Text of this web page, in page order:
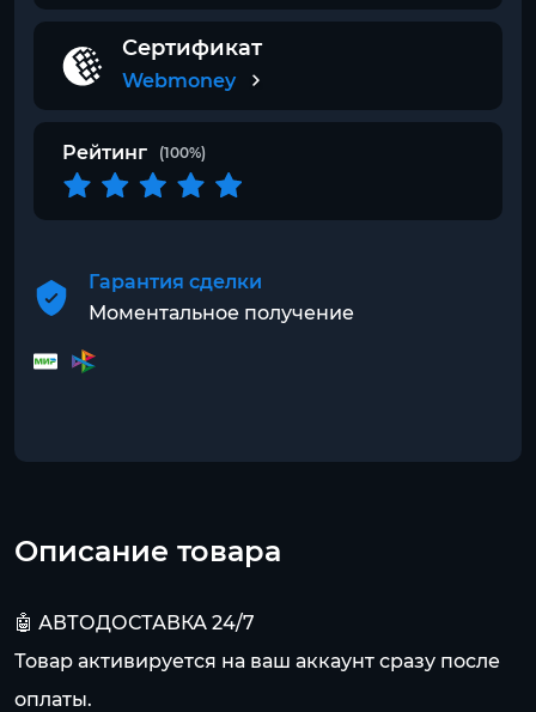
Сертификат
Webmoney
Рейтинг (100%)
Гарантия сделки
Моментальное получение
Описание товара
🤖 АВТОДОСТАВКА 24/7
Товар активируется на ваш аккаунт сразу после
оплаты.